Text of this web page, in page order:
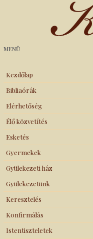
Kistemplom
MENÜ
Kezdőlap
Bibliaórák
Elérhetőség
Élő közvetítés
Esketés
Gyermekek
Gyülekezeti ház
Gyülekezetünk
Keresztelés
Konfirmálás
Istentiszteletek